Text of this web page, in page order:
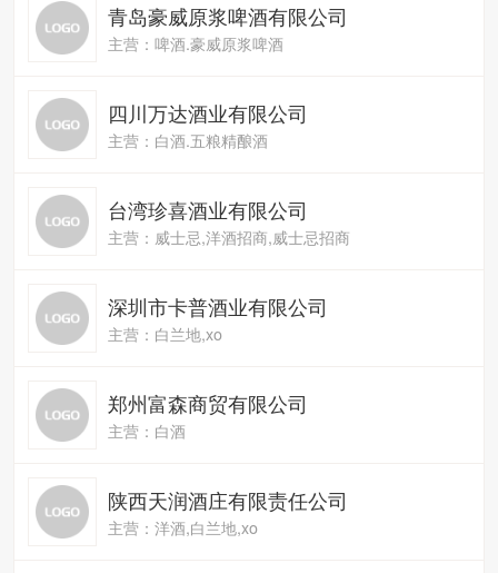
青岛豪威原浆啤酒有限公司
主营：啤酒.豪威原浆啤酒
四川万达酒业有限公司
主营：白酒.五粮精酿酒
台湾珍喜酒业有限公司
主营：威士忌,洋酒招商,威士忌招商
深圳市卡普酒业有限公司
主营：白兰地,xo
郑州富森商贸有限公司
主营：白酒
陕西天润酒庄有限责任公司
主营：洋酒,白兰地,xo